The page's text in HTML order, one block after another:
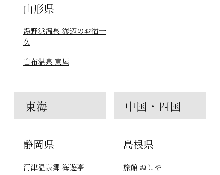
山形県
湯野浜温泉 海辺のお宿一
久
白布温泉 東屋
東海
静岡県
河津温泉郷 海遊亭
中国・四国
島根県
旅館 ぬしや